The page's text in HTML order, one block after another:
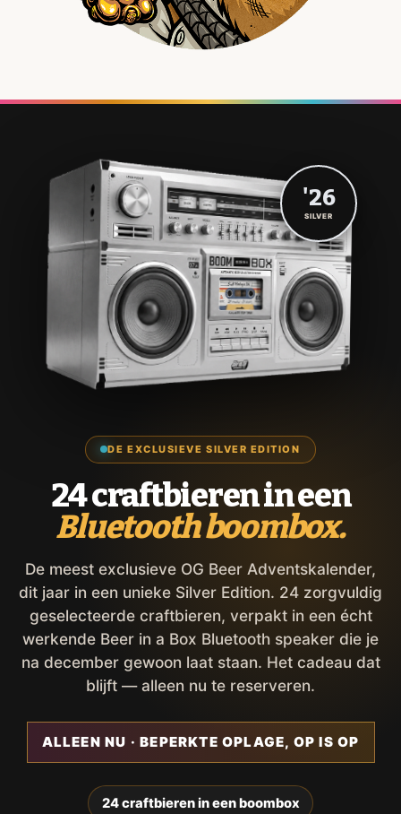
DE EXCLUSIEVE SILVER EDITION
24 craftbieren in een
Bluetooth boombox.
De meest exclusieve OG Beer Adventskalender,
dit jaar in een unieke Silver Edition. 24 zorgvuldig
geselecteerde craftbieren, verpakt in een écht
werkende Beer in a Box Bluetooth speaker die je
na december gewoon laat staan. Het cadeau dat
blijft — alleen nu te reserveren.
ALLEEN NU · BEPERKTE OPLAGE, OP IS OP
24 craftbieren in een boombox
'26
SILVER